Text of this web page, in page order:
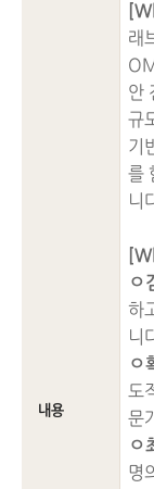
내용
래
안
규
기
를
니
ㅇ
하
니
ㅇ
도
문
ㅇ
명